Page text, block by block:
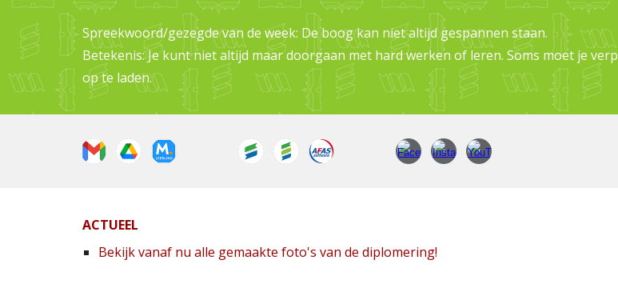
Spreekwoord/gezegde van de week: De boog kan niet altijd gespannen staan.
Betekenis: Je kunt niet altijd maar doorgaan met hard werken of leren. Soms moet je
op te laden.
ACTUEEL
Bekijk vanaf nu alle gemaakte foto's van de diplomering!